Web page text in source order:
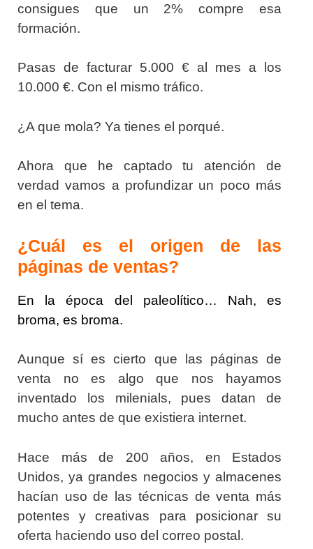
consigues que un 2% compre esa
formación.
Pasas de facturar 5.000 € al mes a los
10.000 €. Con el mismo tráfico.
¿A que mola? Ya tienes el porqué.
Ahora que he captado tu atención de
verdad vamos a profundizar un poco más
en el tema.
¿Cuál es el origen de las
páginas de ventas?
En la época del paleolítico… Nah, es
broma, es broma.
Aunque sí es cierto que las páginas de
venta no es algo que nos hayamos
inventado los milenials, pues datan de
mucho antes de que existiera internet.
Hace más de 200 años, en Estados
Unidos, ya grandes negocios y almacenes
hacían uso de las técnicas de venta más
potentes y creativas para posicionar su
oferta haciendo uso del correo postal.